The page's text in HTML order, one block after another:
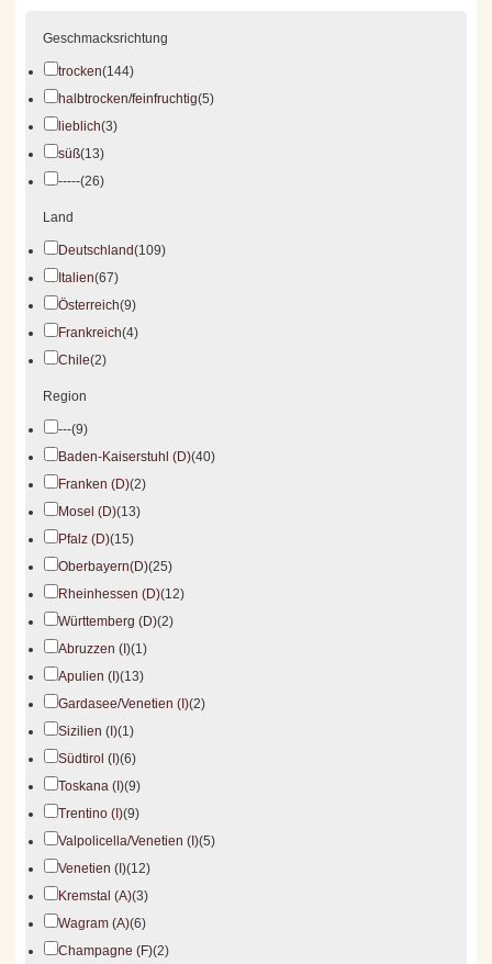
Geschmacksrichtung
trocken(144)
halbtrocken/feinfruchtig(5)
lieblich(3)
süß(13)
-----(26)
Land
Deutschland(109)
Italien(67)
Österreich(9)
Frankreich(4)
Chile(2)
Region
---(9)
Baden-Kaiserstuhl (D)(40)
Franken (D)(2)
Mosel (D)(13)
Pfalz (D)(15)
Oberbayern(D)(25)
Rheinhessen (D)(12)
Württemberg (D)(2)
Abruzzen (I)(1)
Apulien (I)(13)
Gardasee/Venetien (I)(2)
Sizilien (I)(1)
Südtirol (I)(6)
Toskana (I)(9)
Trentino (I)(9)
Valpolicella/Venetien (I)(5)
Venetien (I)(12)
Kremstal (A)(3)
Wagram (A)(6)
Champagne (F)(2)